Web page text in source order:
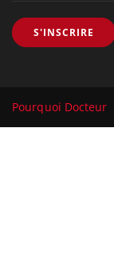
S'INSCRIRE
Pourquoi Docteur